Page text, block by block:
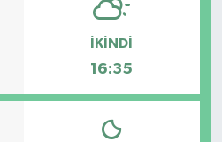
İKINDI
16:35